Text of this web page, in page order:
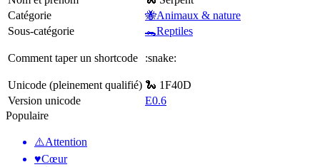
Catégorie
🐝Animaux & nature
Sous-catégorie
🐊Reptiles
Comment taper un shortcode :snake:
Unicode (pleinement qualifié) 🐍 1F40D
Version unicode
E0.6
Populaire
⚠️Attention
♥️Cœur